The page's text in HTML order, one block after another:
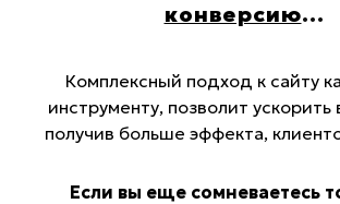
конверсию...
Комплексный подход к сайту
инструменту, позволит
получив больше эффекта,
Если вы еще сомневаетесь